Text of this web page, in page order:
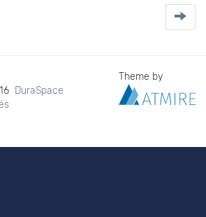
DuraSpace
Theme by